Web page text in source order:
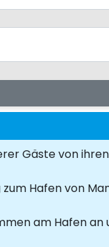
Gäste von
Hafen von
am Hafen an